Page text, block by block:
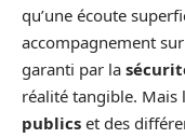
qu’une écoute
accompagnement
garanti par la
réalité tangible.
publics et des